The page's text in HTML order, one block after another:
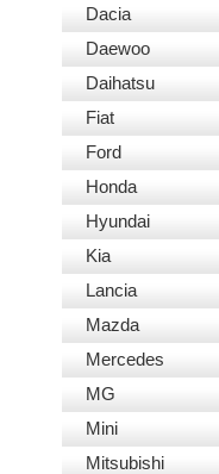
Dacia
Daewoo
Daihatsu
Fiat
Ford
Honda
Hyundai
Kia
Lancia
Mazda
Mercedes
MG
Mini
Mitsubishi